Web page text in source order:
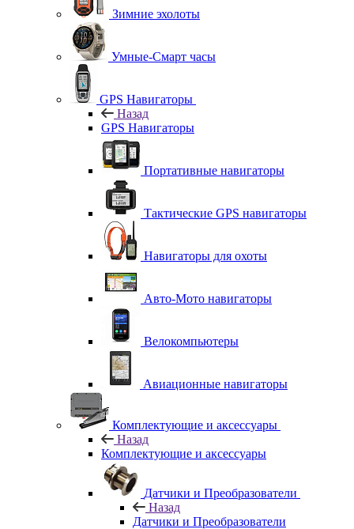
Зимние эхолоты
Умные-Смарт часы
GPS Навигаторы
Назад
GPS Навигаторы
Портативные навигаторы
Тактические GPS навигаторы
Навигаторы для охоты
Авто-Мото навигаторы
Велокомпьютеры
Авиационные навигаторы
Комплектующие и аксессуары
Назад
Комплектующие и аксессуары
Датчики и Преобразователи
Назад
Датчики и Преобразователи